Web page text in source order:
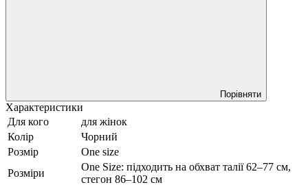
Порівняти
Характеристики
Для кого
для жінок
Колір
Чорний
Розмір
One size
Розміри
One Size: підходить на обхват талії 62–77 см,
стегон 86–102 см